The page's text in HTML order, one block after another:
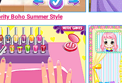
Boho Summer Style